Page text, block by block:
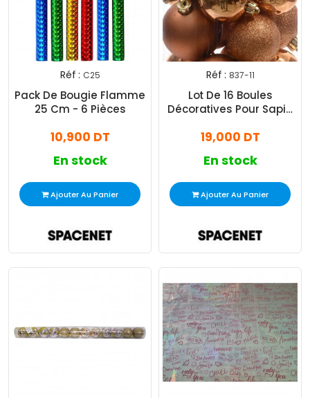
Réf : C25
Pack De Bougie Flamme
25 Cm - 6 Pièces
10,900 DT
En stock
Ajouter Au Panier
Réf : 837-11
Lot De 16 Boules
Décoratives Pour Sapin
19,000 DT
En stock
Ajouter Au Panier